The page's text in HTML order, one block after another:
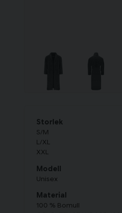
Storlek
S/M
L/XL
XXL
Modell
Unisex
Material
100 % Bomull